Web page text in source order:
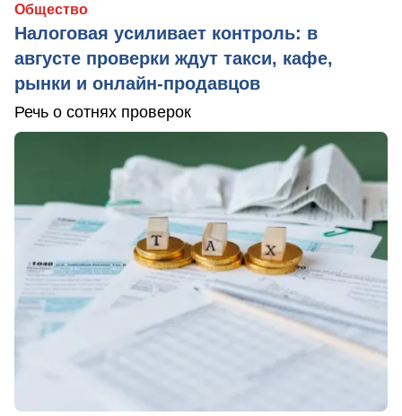
Общество
Налоговая усиливает контроль: в
августе проверки ждут такси, кафе,
рынки и онлайн-продавцов
Речь о сотнях проверок